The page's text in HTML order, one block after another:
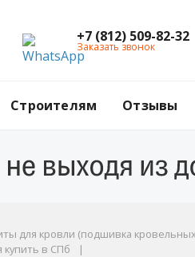
+7 (812) 509-82-32
Заказать звонок
Строителям Отзывы
для кровли (подшивка
купить в СПб